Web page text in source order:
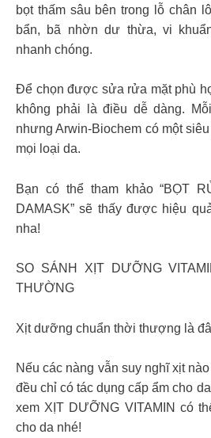
bọt thấm sâu bên trong lỗ chân
bẩn, bã nhờn dư thừa, vi
nhanh chóng.
Để chọn được sửa rửa mặt phù
không phải là điều dễ dàng.
nhưng Arwin-Biochem có một
mọi loại da.
Bạn có thể tham khảo “BỌT
DAMASK” sẽ thấy được hiệu
nha!
SO SÁNH XỊT DƯỠNG
THƯỜNG
Xịt dưỡng chuẩn thời thượng là
Nếu các nàng vẫn suy nghĩ xịt
đều chỉ có tác dụng cấp ẩm cho
xem XỊT DƯỠNG VITAMIN có
cho da nhé!